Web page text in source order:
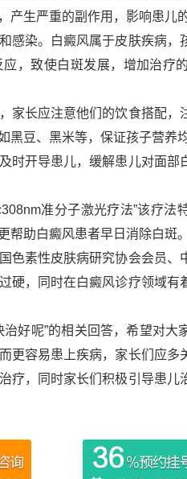
生严重的副作用，影响患儿
感染。白癜风属于皮肤疾病，
，致使白斑发展，增加治疗
家长应注意他们的饮食搭配，
黑豆、黑米等，保证孩子营养均
时开导患儿，缓解患儿对面部
准分子激光疗法”该疗法
帮助白癜风患者早日消除白斑。
色素性皮肤病研究协会会员、
硬，同时在白癜风诊疗领域有
好呢”的相关回答，希望对大
更容易患上疾病，家长们应多
疗，同时家长们积极引导患儿